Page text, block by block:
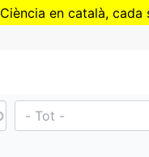
Ciència en català, cada